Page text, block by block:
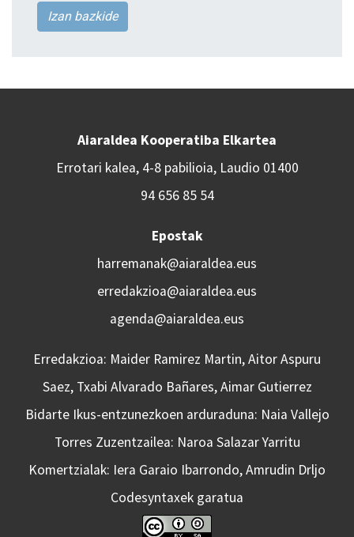
Izan bazkide
Aiaraldea Kooperatiba Elkartea
Errotari kalea, 4-8 pabilioia, Laudio 01400
94 656 85 54
Epostak
harremanak@aiaraldea.eus
erredakzioa@aiaraldea.eus
agenda@aiaraldea.eus
Erredakzioa: Maider Ramirez Martin, Aitor Aspuru
Saez, Txabi Alvarado Bañares, Aimar Gutierrez
Bidarte Ikus-entzunezkoen arduraduna: Naia Vallejo
Torres Zuzentzailea: Naroa Salazar Yarritu
Komertzialak: Iera Garaio Ibarrondo, Amrudin Drljo
Codesyntaxek garatua